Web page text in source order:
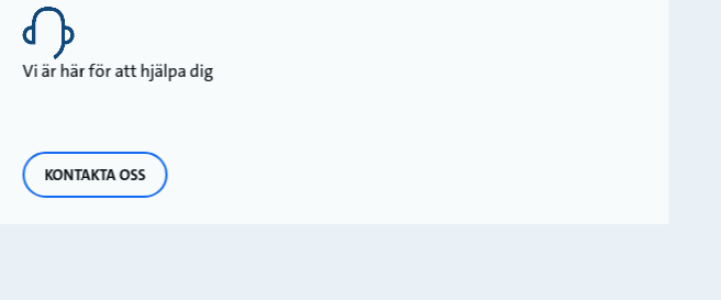
Vi är här för att hjälpa dig
KONTAKTA OSS